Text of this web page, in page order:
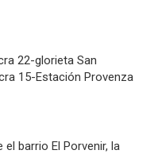
22-glorieta San
15-Estación Provenza
barrio El Porvenir, la